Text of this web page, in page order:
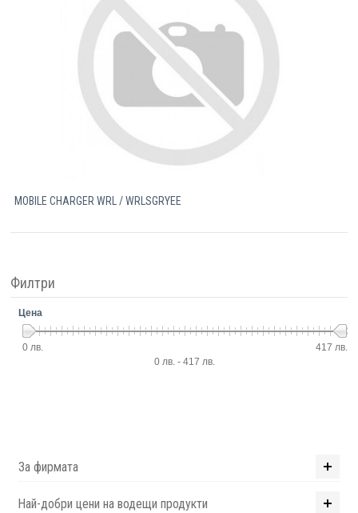
MOBILE CHARGER WRL / WRLSGRYEE
Филтри
Цена
0 лв.
417 лв.
0 лв. - 417 лв.
За фирмата
Най-добри цени на водещи продукти